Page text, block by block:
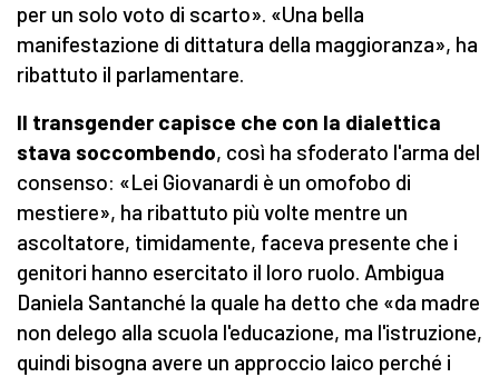
per un solo voto di scarto». «Una bella
manifestazione di dittatura della maggioranza», ha
ribattuto il parlamentare.
Il transgender capisce che con la dialettica
stava soccombendo, così ha sfoderato l'arma del
consenso: «Lei Giovanardi è un omofobo di
mestiere», ha ribattuto più volte mentre un
ascoltatore, timidamente, faceva presente che i
genitori hanno esercitato il loro ruolo. Ambigua
Daniela Santanché la quale ha detto che «da madre
non delego alla scuola l'educazione, ma l'istruzione,
quindi bisogna avere un approccio laico perché i